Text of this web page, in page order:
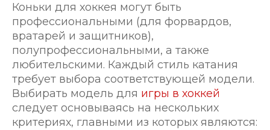
Коньки для хоккея могут быть
профессиональными (для форвардов,
вратарей и защитников),
полупрофессиональными, а также
любительскими. Каждый стиль катания
требует выбора соответствующей модели.
Выбирать модель для игры в хоккей
следует основываясь на нескольких
критериях, главными из которых являются: